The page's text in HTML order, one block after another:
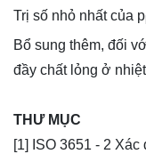
Trị số nhỏ nhất của p
Bổ sung thêm, đối
đầy chất lỏng ở
THƯ MỤC
[1] ISO 3651 - 2